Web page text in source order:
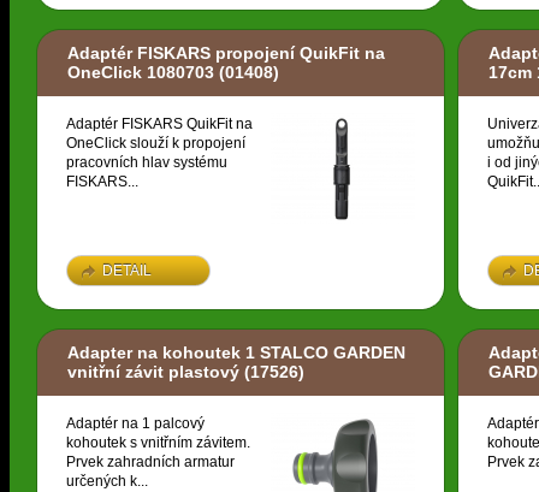
Adaptér FISKARS propojení QuikFit na
OneClick 1080703 (01408)
Adaptér FISKARS QuikFit na
OneClick slouží k propojení
pracovních hlav systému
FISKARS...
DETAIL
17cm
i od
Adapter na kohoutek 1 STALCO GARDEN
vnitřní závit plastový (17526)
Adaptér na 1 palcový
kohoutek s vnitřním závitem.
Prvek zahradních armatur
určených k...
Prvek